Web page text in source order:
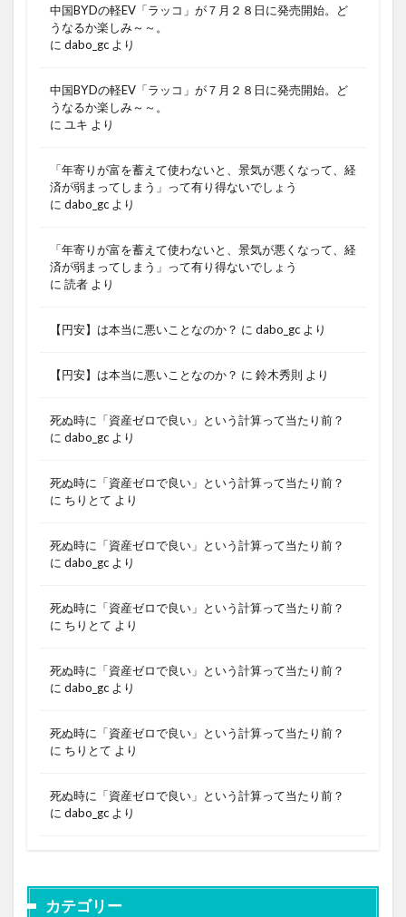
中国BYDの軽EV「ラッコ」が７月２８日に発売開始。ど
うなるか楽しみ～～。
に dabo_gc より
中国BYDの軽EV「ラッコ」が７月２８日に発売開始。ど
うなるか楽しみ～～。
に ユキ より
「年寄りが富を蓄えて使わないと、景気が悪くなって、経
済が弱まってしまう」って有り得ないでしょう
に dabo_gc より
「年寄りが富を蓄えて使わないと、景気が悪くなって、経
済が弱まってしまう」って有り得ないでしょう
に 読者 より
【円安】は本当に悪いことなのか？ に dabo_gc より
【円安】は本当に悪いことなのか？ に 鈴木秀則 より
死ぬ時に「資産ゼロで良い」という計算って当たり前？
に dabo_gc より
死ぬ時に「資産ゼロで良い」という計算って当たり前？
に ちりとて より
死ぬ時に「資産ゼロで良い」という計算って当たり前？
に dabo_gc より
死ぬ時に「資産ゼロで良い」という計算って当たり前？
に ちりとて より
死ぬ時に「資産ゼロで良い」という計算って当たり前？
に dabo_gc より
死ぬ時に「資産ゼロで良い」という計算って当たり前？
に ちりとて より
死ぬ時に「資産ゼロで良い」という計算って当たり前？
に dabo_gc より
カテゴリー